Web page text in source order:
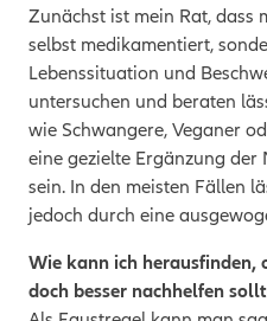
Zunächst ist mein Rat, dass
selbst medikamentiert,
Lebenssituation und
untersuchen und beraten
wie Schwangere, Veganer
eine gezielte Ergänzung
sein. In den meisten Fällen
jedoch durch eine
Wie kann ich herausfinden,
doch besser nachhelfen